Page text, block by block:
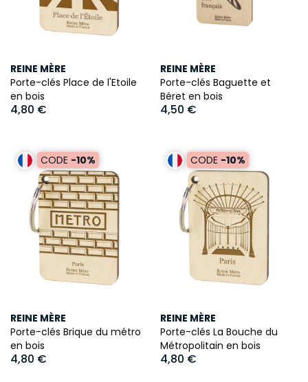
REINE MÈRE
Porte-clés Place de l'Etoile
en bois
4,80 €
REINE MÈRE
Porte-clés Baguette et
Béret en bois
4,50 €
CODE -10%
REINE MÈRE
Porte-clés Brique du métro
en bois
4,80 €
CODE -10%
REINE MÈRE
Porte-clés La Bouche du
Métropolitain en bois
4,80 €